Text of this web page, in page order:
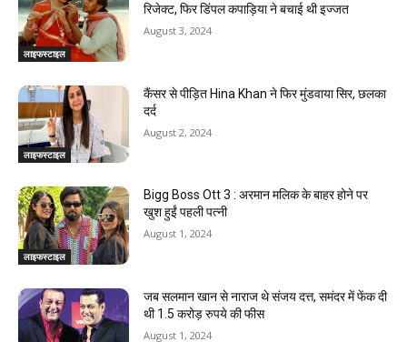
लाइफस्टाइल
रिजेक्ट, फिर डिंपल कपाड़िया ने बचाई थी इज्जत
August 3, 2024
लाइफस्टाइल
कैंसर से पीड़ित Hina Khan ने फिर मुंडवाया सिर, छलका
दर्द
August 2, 2024
लाइफस्टाइल
Bigg Boss Ott 3 : अरमान मलिक के बाहर होने पर
खुश हुईं पहली पत्नी
August 1, 2024
जब सलमान खान से नाराज थे संजय दत्त, समंदर में फेंक दी
थी 1.5 करोड़ रुपये की फीस
August 1, 2024